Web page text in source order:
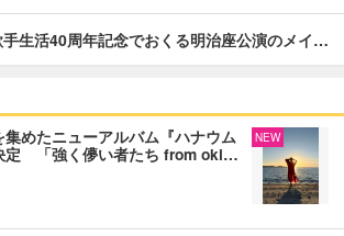
生活40周年記念でおくる明治座公演のメイ…
めたニューアルバム『ハナウム
定 「強く儚い者たち from oki…
NEW